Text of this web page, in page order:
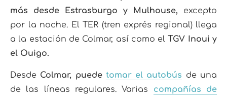
más desde Estrasburgo y Mulhouse, excepto
por la noche. El TER (tren exprés regional) llega
a la estación de Colmar, así como elTGV Inoui y
el Ouigo.
Desde Colmar, puede tomar el autobús de una
de las líneas regulares. Varias compañías de